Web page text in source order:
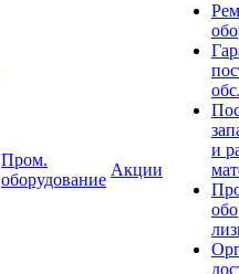
Пром.
оборудование
Акции
и